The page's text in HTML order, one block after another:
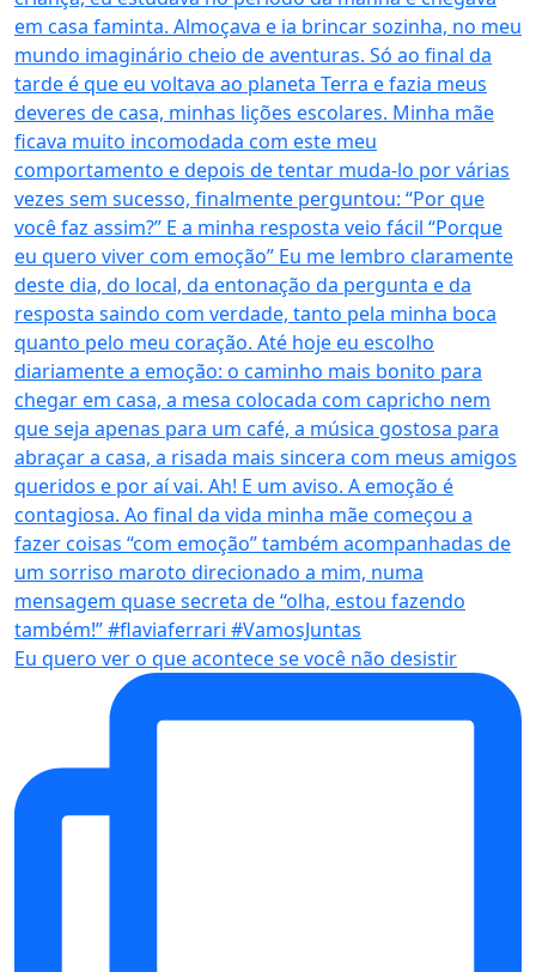
Eu quero ver o que acontece se você não desistir